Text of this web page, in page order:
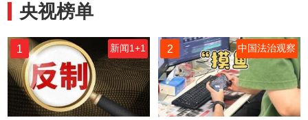
央视榜单
1 新闻1+1 2 中国法治观察